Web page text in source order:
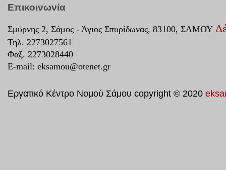
Επικοινωνία
Σμύρνης 2, Σάμος - Άγιος Σπυρίδωνας, 83100, ΣΑΜΟΥ
Τηλ. 2273027561
Φαξ. 2273028440
E-mail: eksamou@otenet.gr
Εργατικό Κέντρο Νομού Σάμου copyright © 2020